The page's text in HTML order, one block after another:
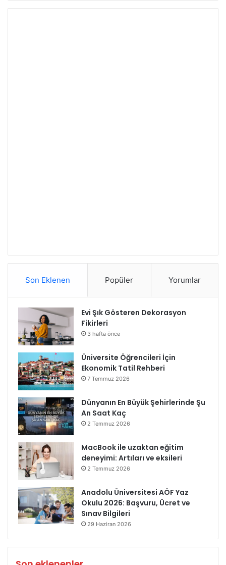
Son Eklenen Popüler Yorumlar
Evi Şık Gösteren Dekorasyon
Fikirleri
3 hafta önce
Üniversite Öğrencileri İçin
Ekonomik Tatil Rehberi
7 Temmuz 2026
Dünyanın En Büyük Şehirlerinde Şu
An Saat Kaç
2 Temmuz 2026
MacBook ile uzaktan eğitim
deneyimi: Artıları ve eksileri
2 Temmuz 2026
Anadolu Üniversitesi AÖF Yaz
Okulu 2026: Başvuru, Ücret ve
Sınav Bilgileri
29 Haziran 2026